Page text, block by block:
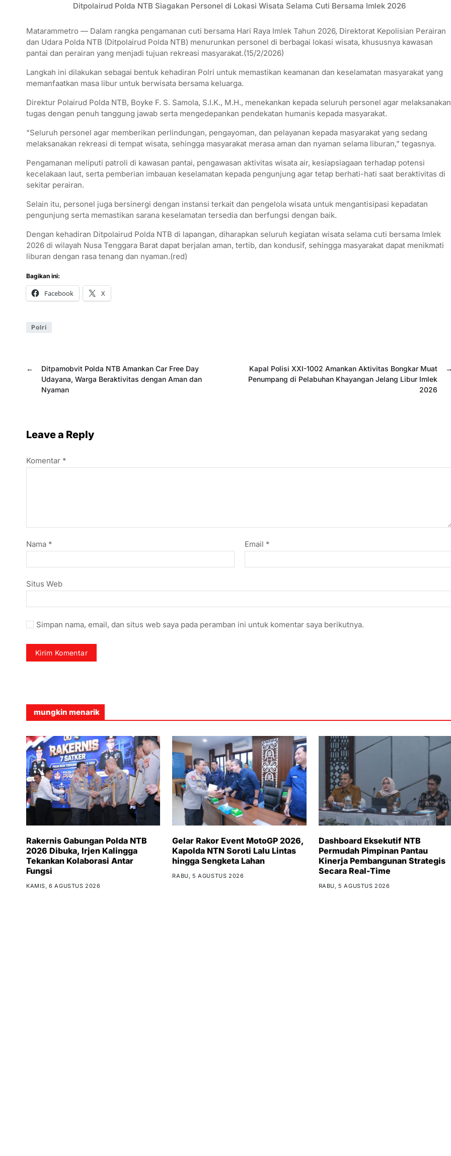
Ditpolairud Polda NTB Siagakan Personel di Lokasi Wisata Selama Cuti Bersama Imlek 2026
Matarammetro — Dalam rangka pengamanan cuti bersama Hari Raya Imlek Tahun 2026, Direktorat Kepolisian Perairan
dan Udara Polda NTB (Ditpolairud Polda NTB) menurunkan personel di berbagai lokasi wisata, khususnya kawasan
pantai dan perairan yang menjadi tujuan rekreasi masyarakat.(15/2/2026)
Langkah ini dilakukan sebagai bentuk kehadiran Polri untuk memastikan keamanan dan keselamatan masyarakat yang
memanfaatkan masa libur untuk berwisata bersama keluarga.
Direktur Polairud Polda NTB, Boyke F. S. Samola, S.I.K., M.H., menekankan kepada seluruh personel agar melaksanakan
tugas dengan penuh tanggung jawab serta mengedepankan pendekatan humanis kepada masyarakat.
“Seluruh personel agar memberikan perlindungan, pengayoman, dan pelayanan kepada masyarakat yang sedang
melaksanakan rekreasi di tempat wisata, sehingga masyarakat merasa aman dan nyaman selama liburan,” tegasnya.
Pengamanan meliputi patroli di kawasan pantai, pengawasan aktivitas wisata air, kesiapsiagaan terhadap potensi
kecelakaan laut, serta pemberian imbauan keselamatan kepada pengunjung agar tetap berhati-hati saat beraktivitas di
sekitar perairan.
Selain itu, personel juga bersinergi dengan instansi terkait dan pengelola wisata untuk mengantisipasi kepadatan
pengunjung serta memastikan sarana keselamatan tersedia dan berfungsi dengan baik.
Dengan kehadiran Ditpolairud Polda NTB di lapangan, diharapkan seluruh kegiatan wisata selama cuti bersama Imlek
2026 di wilayah Nusa Tenggara Barat dapat berjalan aman, tertib, dan kondusif, sehingga masyarakat dapat menikmati
liburan dengan rasa tenang dan nyaman.(red)
Bagikan ini:
Facebook X
Polri
←
Ditpamobvit Polda NTB Amankan Car Free Day
Udayana, Warga Beraktivitas dengan Aman dan
Nyaman
Kapal Polisi XXI-1002 Amankan Aktivitas Bongkar Muat
Penumpang di Pelabuhan Khayangan Jelang Libur Imlek
2026
Leave a Reply
Komentar *
Nama * Email *
Situs Web
Simpan nama, email, dan situs web saya pada peramban ini untuk komentar saya berikutnya.
mungkin menarik
Rakernis Gabungan Polda NTB
2026 Dibuka, Irjen Kalingga
Tekankan Kolaborasi Antar
Fungsi
KAMIS, 6 AGUSTUS 2026
Gelar Rakor Event MotoGP 2026,
Kapolda NTN Soroti Lalu Lintas
hingga Sengketa Lahan
RABU, 5 AGUSTUS 2026
Dashboard Eksekutif NTB
Permudah Pimpinan Pantau
Kinerja Pembangunan Strategis
Secara Real-Time
RABU, 5 AGUSTUS 2026